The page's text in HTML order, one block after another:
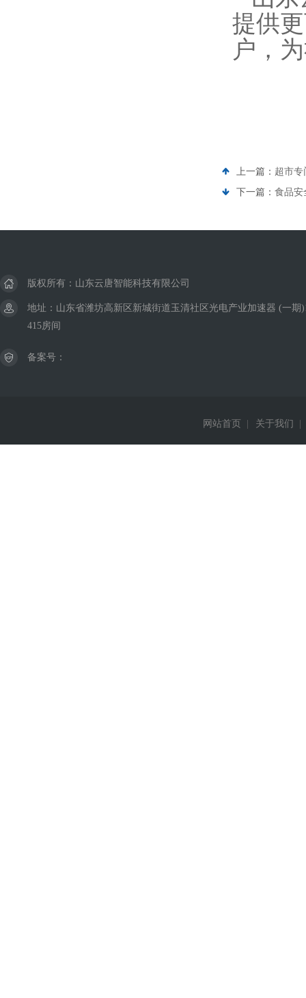
提供
户，
上一篇： 超市专
下一篇： 食品安
版权所有：山东云唐智能科技有限公司
地址：山东省潍坊高新区新城街道玉清社区光电产业加速器 (一期
415房间
备案号：
网站首页 关于我们